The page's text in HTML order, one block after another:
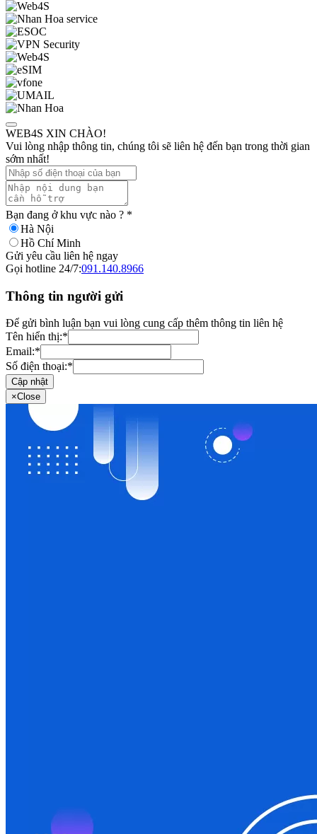
WEB4S XIN CHÀO!
Vui lòng nhập thông tin, chúng tôi sẽ liên hệ đến bạn trong thời gian
sớm nhất!
Bạn đang ở khu vực nào ? *
Hà Nội
Hồ Chí Minh
Gửi yêu cầu liên hệ ngay
Gọi hotline 24/7:091.140.8966
Thông tin người gửi
Để gửi bình luận bạn vui lòng cung cấp thêm thông tin liên hệ
Tên hiển thị:*
Email:*
Số điện thoại:*
Cập nhật
×Close